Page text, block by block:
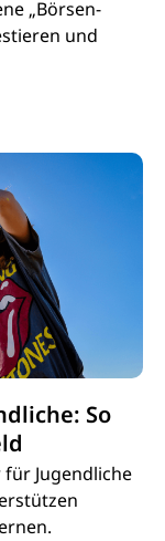
„Börsen-
und
So
Jugendliche